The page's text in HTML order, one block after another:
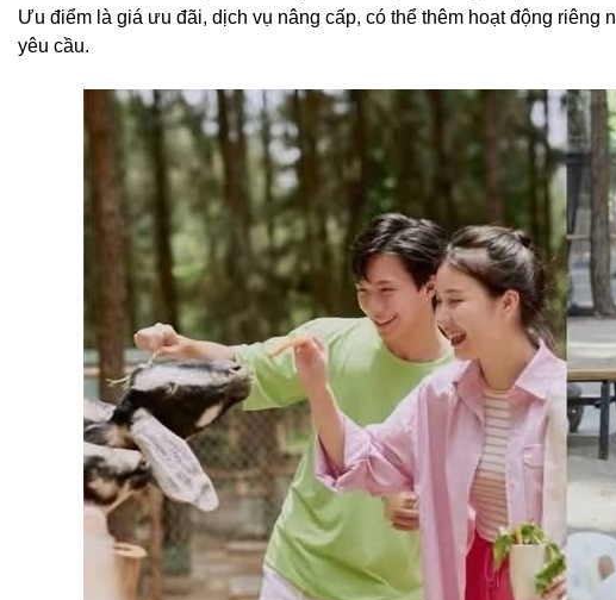
Ưu điểm là giá ưu đãi, dịch vụ nâng cấp, có thể thêm hoạt động
yêu cầu.